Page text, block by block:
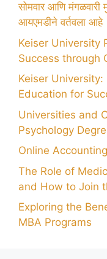
सोमवार आणि
आयएमडीने वर्तवला आहे
Keiser University
Success through
Keiser
Education for
Universities and
Psychology
Online
The Role of
and How to Join
Exploring the
MBA Programs